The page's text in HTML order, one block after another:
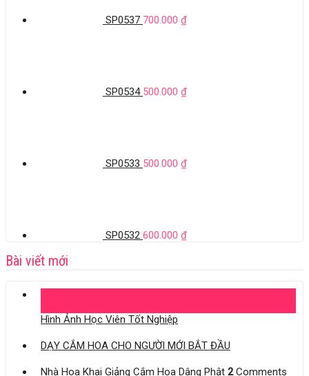
SP0537 700.000 ₫
SP0534 500.000 ₫
SP0533 500.000 ₫
SP0532 600.000 ₫
Bài viết mới
Hình Ảnh Học Viên Tốt Nghiệp
DẠY CẮM HOA CHO NGƯỜI MỚI BẮT ĐẦU
Nhà Hoa Khai Giảng Cắm Hoa Dâng Phật 2Comments